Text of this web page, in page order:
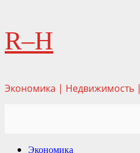
Перейти
содержимому
R–H
Экономика | Недвижимость
Основное
Экономика